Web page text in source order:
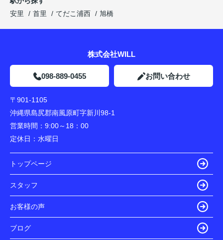
安里
首里 てだこ浦西 旭橋
株式会社WILL
098-889-0455 お問い合わせ
〒901-1105
沖縄県島尻郡南風原町字新川98-1
営業時間： 9:00～18：00
定休日： 水曜日
トップページ
スタッフ
お客様の声
ブログ